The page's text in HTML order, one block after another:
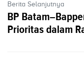
Berita Selanjutnya
BP
Prioritas dalam